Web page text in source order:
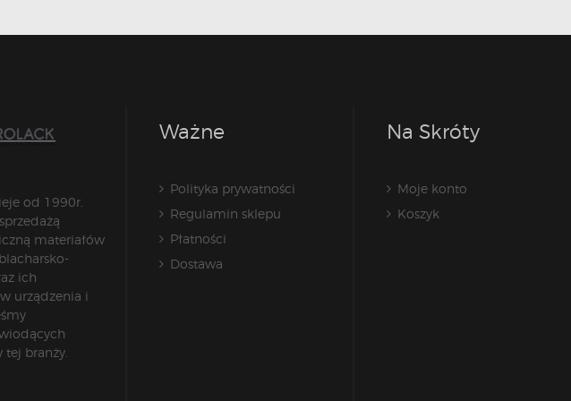
od 1990r.
materiałów
ich
urządzenia i
branży.
Ważne
Polityka prywatności
Regulamin sklepu
Płatności
Dostawa
Na Skróty
Moje konto
Koszyk